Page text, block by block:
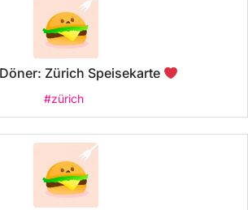
Zürich Speisekarte
#zürich